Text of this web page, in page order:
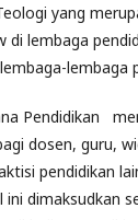
yang
di lembaga
lembaga
Pendidikan
dosen, guru,
pendidikan
ini dimaksudkan